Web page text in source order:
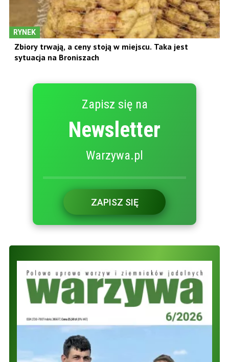
RYNEK
Zbiory trwają, a ceny stoją w miejscu. Taka jest
sytuacja na Broniszach
Zapisz się na
Newsletter
Warzywa.pl
ZAPISZ SIĘ